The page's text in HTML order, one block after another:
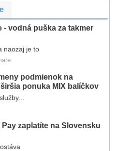
- vodná puška za takmer
naozaj je to
podmienok na
ponuka MIX balíčkov
zaplatíte na Slovensku